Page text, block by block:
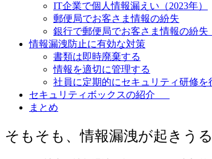
IT企業で個人情報漏えい（2023年）
郵便局でお客さま情報の紛失
銀行で郵便局でお客さま情報の紛失
情報漏洩防止に有効な対策
書類は即時廃棄する
情報を適切に管理する
社員に定期的にセキュリティ研修を
セキュリティボックスの紹介
まとめ
そもそも、情報漏洩が起き